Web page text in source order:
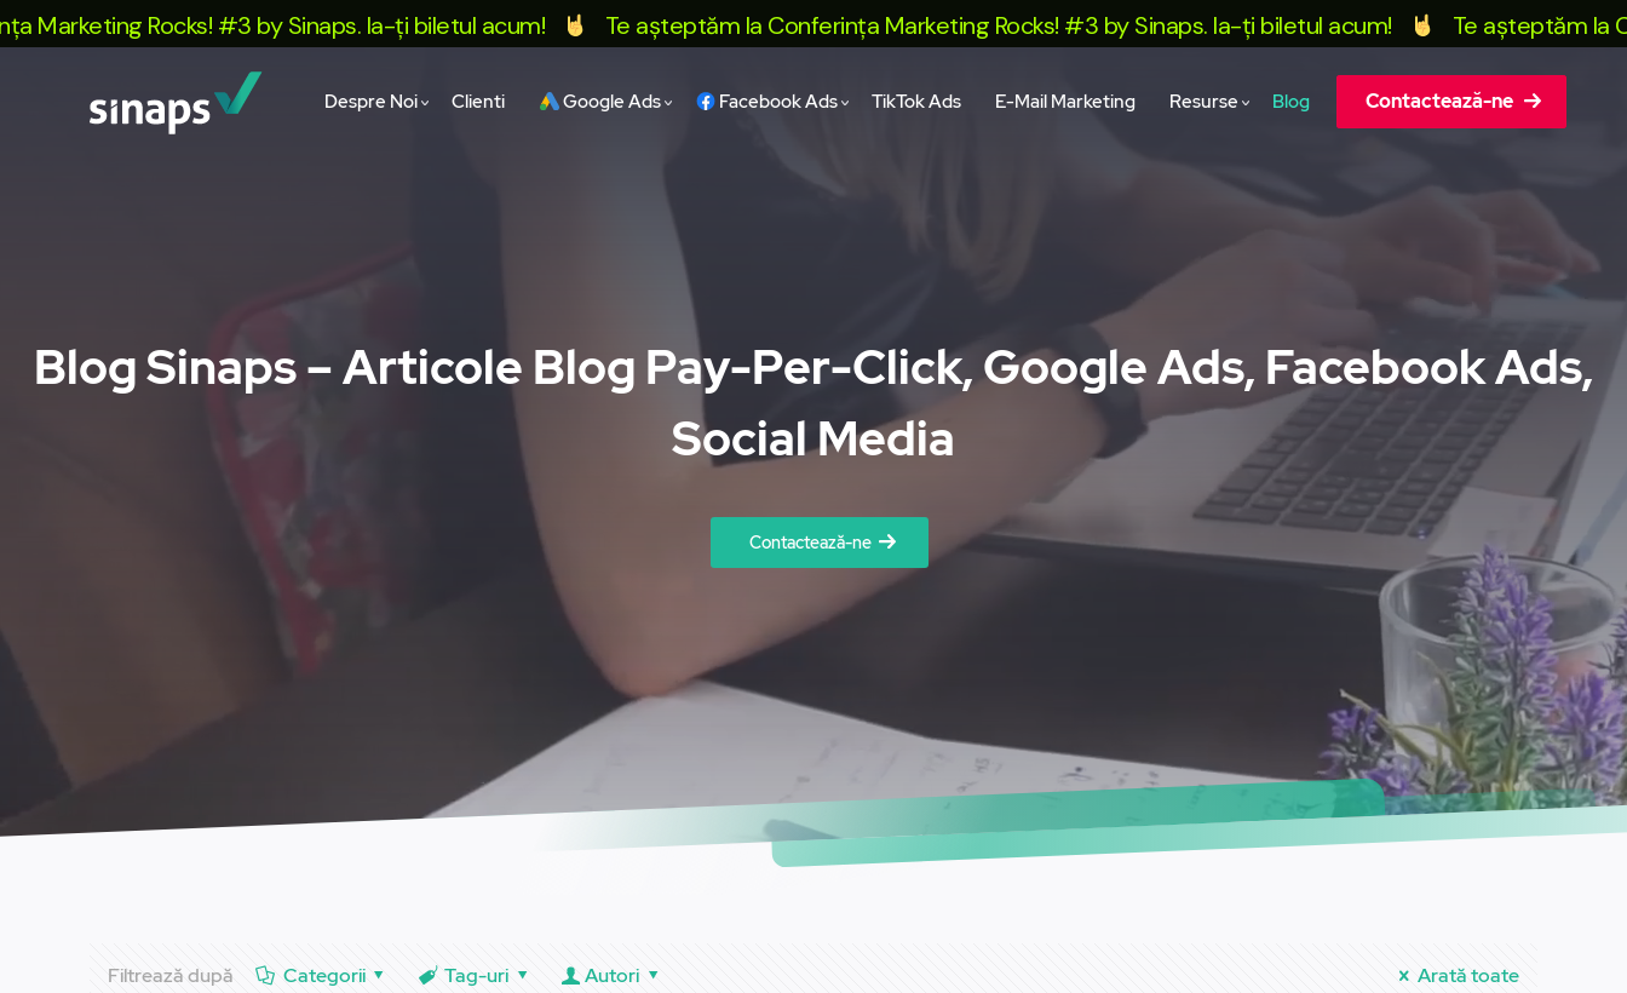
Rocks! #3 by Sinaps. Ia-ți biletul acum! Te așteptăm la Conferința Marketing Rocks! #3 by Sinaps. Ia-ți biletul acum! Te așteptăm la
Despre Noi Clienti Google Ads Facebook Ads TikTok Ads E-Mail Marketing Resurse Blog Contactează-ne
Blog Sinaps – Articole Blog Pay-Per-Click, Google Ads, Facebook Ads,
Social Media
Contactează-ne
Filtrează după Categorii Tag-uri Autori Arată toate